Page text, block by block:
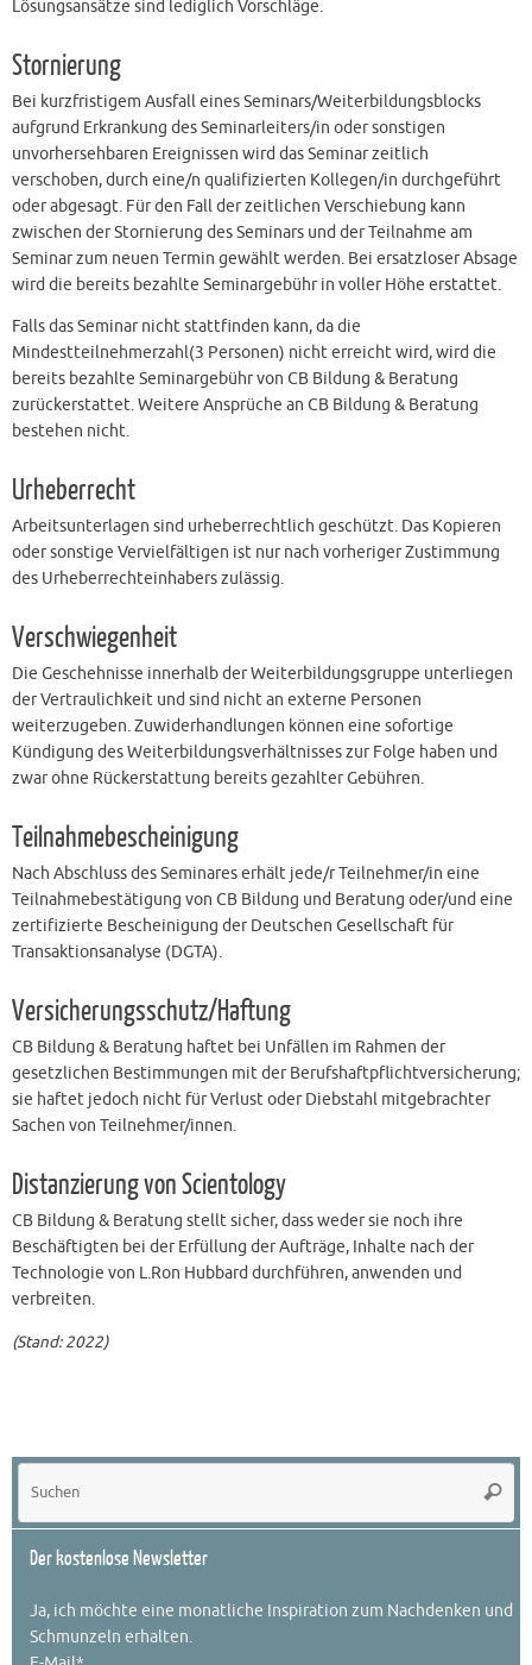
Lösungsansätze sind lediglich Vorschläge.
Stornierung
Bei kurzfristigem Ausfall eines Seminars/Weiterbildungsblocks
aufgrund Erkrankung des Seminarleiters/in oder sonstigen
unvorhersehbaren Ereignissen wird das Seminar zeitlich
verschoben, durch eine/n qualifizierten Kollegen/in durchgeführt
oder abgesagt. Für den Fall der zeitlichen Verschiebung kann
zwischen der Stornierung des Seminars und der Teilnahme am
Seminar zum neuen Termin gewählt werden. Bei ersatzloser Absage
wird die bereits bezahlte Seminargebühr in voller Höhe erstattet.
Falls das Seminar nicht stattfinden kann, da die
Mindestteilnehmerzahl(3 Personen) nicht erreicht wird, wird die
bereits bezahlte Seminargebühr von CB Bildung & Beratung
zurückerstattet. Weitere Ansprüche an CB Bildung & Beratung
bestehen nicht.
Urheberrecht
Arbeitsunterlagen sind urheberrechtlich geschützt. Das Kopieren
oder sonstige Vervielfältigen ist nur nach vorheriger Zustimmung
des Urheberrechteinhabers zulässig.
Verschwiegenheit
Die Geschehnisse innerhalb der Weiterbildungsgruppe unterliegen
der Vertraulichkeit und sind nicht an externe Personen
weiterzugeben. Zuwiderhandlungen können eine sofortige
Kündigung des Weiterbildungsverhältnisses zur Folge haben und
zwar ohne Rückerstattung bereits gezahlter Gebühren.
Teilnahmebescheinigung
Nach Abschluss des Seminares erhält jede/r Teilnehmer/in eine
Teilnahmebestätigung von CB Bildung und Beratung oder/und eine
zertifizierte Bescheinigung der Deutschen Gesellschaft für
Transaktionsanalyse (DGTA).
Versicherungsschutz/Haftung
CB Bildung & Beratung haftet bei Unfällen im Rahmen der
gesetzlichen Bestimmungen mit der Berufshaftpflichtversicherung;
sie haftet jedoch nicht für Verlust oder Diebstahl mitgebrachter
Sachen von Teilnehmer/innen.
Distanzierung von Scientology
CB Bildung & Beratung stellt sicher, dass weder sie noch ihre
Beschäftigten bei der Erfüllung der Aufträge, Inhalte nach der
Technologie von L.Ron Hubbard durchführen, anwenden und
verbreiten.
(Stand: 2022)
Der kostenlose Newsletter
Ja, ich möchte eine monatliche Inspiration zum Nachdenken und
Schmunzeln erhalten.